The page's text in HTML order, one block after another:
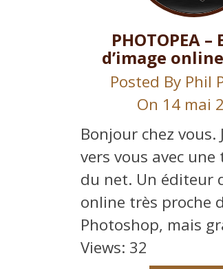
PHOTOPEA
d’image
Posted By Phil
On 14 mai
Bonjour chez vous.
vers vous avec
du net. Un éditeur
online très proche
Photoshop, mais
Views: 32